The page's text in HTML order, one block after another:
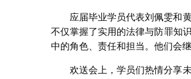
应届毕业学员代表刘佩雯和
不仅掌握了实用的法律与防罪知
中的角色、责任和担当。他们会
欢送会上，学员们热情分享